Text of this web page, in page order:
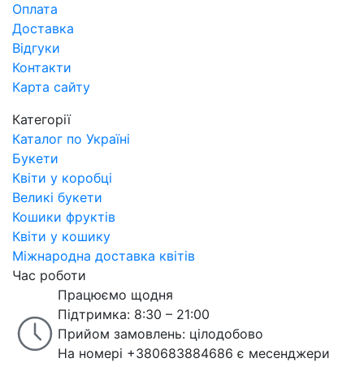
Оплата
Доставка
Відгуки
Контакти
Карта сайту
Категорії
Каталог по Україні
Букети
Квіти у коробці
Великі букети
Кошики фруктів
Квіти у кошику
Міжнародна доставка квітів
Час роботи
Працюємо щодня
Підтримка: 8:30 – 21:00
Прийом замовлень: цілодобово
На номері +380683884686 є месенджери